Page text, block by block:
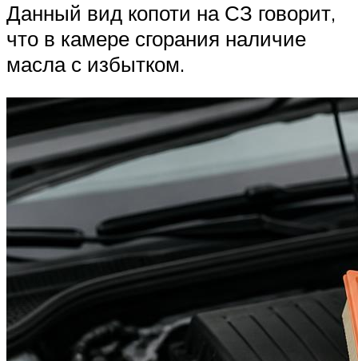
Данный вид копоти на СЗ говорит,
что в камере сгорания наличие
масла с избытком.